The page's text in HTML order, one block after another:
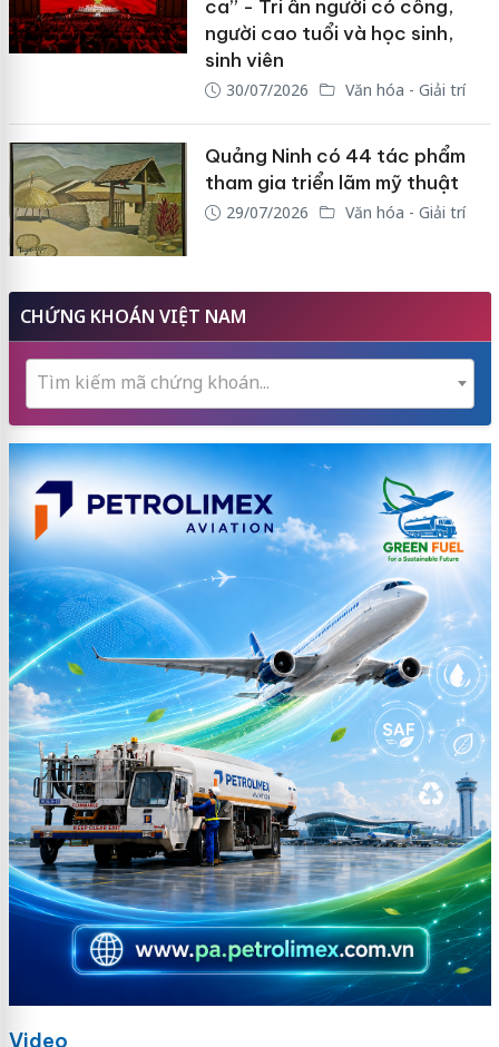
ca” - Tri ân người có công,
người cao tuổi và học sinh,
sinh viên
30/07/2026 Văn hóa - Giải trí
Quảng Ninh có 44 tác phẩm
tham gia triển lãm mỹ thuật
29/07/2026 Văn hóa - Giải trí
CHỨNG KHOÁN VIỆT NAM
Tìm kiếm mã chứng khoán...
Video